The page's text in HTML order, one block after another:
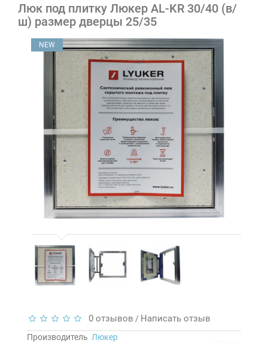
Люк под плитку Люкер AL-KR 30/40 (в/
ш) размер дверцы 25/35
NEW
0 отзывов / Написать отзыв
Производитель Люкер